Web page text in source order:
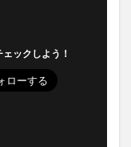
ックしよう！